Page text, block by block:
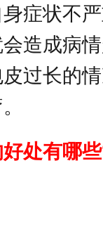
症状不
造成病
过长的
处有哪